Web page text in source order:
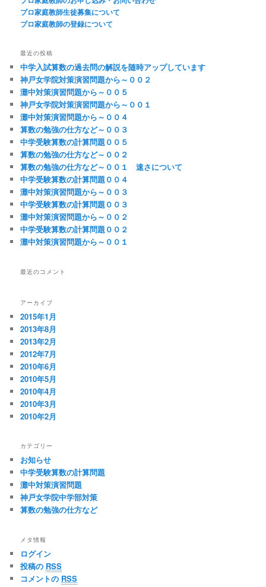
プロ家庭教師生徒募集について
プロ家庭教師の登録について
最近の投稿
中学入試算数の過去問の解説を随時アップしています
神戸女学院対策演習問題から～００２
灘中対策演習問題から～００５
神戸女学院対策演習問題から～００１
灘中対策演習問題から～００４
算数の勉強の仕方など～００３
中学受験算数の計算問題００５
算数の勉強の仕方など～００２
算数の勉強の仕方など～００１ 速さについて
中学受験算数の計算問題００４
灘中対策演習問題から～００３
中学受験算数の計算問題００３
灘中対策演習問題から～００２
中学受験算数の計算問題００２
灘中対策演習問題から～００１
最近のコメント
アーカイブ
2015年1月
2013年8月
2013年2月
2012年7月
2010年6月
2010年5月
2010年4月
2010年3月
2010年2月
カテゴリー
お知らせ
中学受験算数の計算問題
灘中対策演習問題
神戸女学院中学部対策
算数の勉強の仕方など
メタ情報
ログイン
投稿の RSS
コメントの RSS